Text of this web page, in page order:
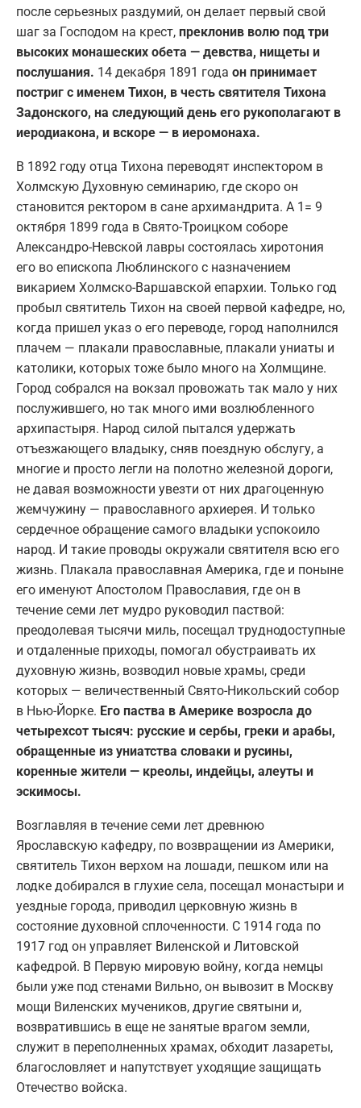
после серьезных раздумий, он делает первый свой
шаг за Господом на крест, преклонив волю под три
высоких монашеских обета — девства, нищеты и
послушания. 14 декабря 1891 года он принимает
постриг с именем Тихон, в честь святителя Тихона
Задонского, на следующий день его рукополагают в
иеродиакона, и вскоре — в иеромонаха.
В 1892 году отца Тихона переводят инспектором в
Холмскую Духовную семинарию, где скоро он
становится ректором в сане архимандрита. А 1= 9
октября 1899 года в Свято-Троицком соборе
Александро-Невской лавры состоялась хиротония
его во епископа Люблинского с назначением
викарием Холмско-Варшавской епархии. Только год
пробыл святитель Тихон на своей первой кафедре, но,
когда пришел указ о его переводе, город наполнился
плачем — плакали православные, плакали униаты и
католики, которых тоже было много на Холмщине.
Город собрался на вокзал провожать так мало у них
послужившего, но так много ими возлюбленного
архипастыря. Народ силой пытался удержать
отъезжающего владыку, сняв поездную обслугу, а
многие и просто легли на полотно железной дороги,
не давая возможности увезти от них драгоценную
жемчужину — православного архиерея. И только
сердечное обращение самого владыки успокоило
народ. И такие проводы окружали святителя всю его
жизнь. Плакала православная Америка, где и поныне
его именуют Апостолом Православия, где он в
течение семи лет мудро руководил паствой:
преодолевая тысячи миль, посещал труднодоступные
и отдаленные приходы, помогал обустраивать их
духовную жизнь, возводил новые храмы, среди
которых — величественный Свято-Никольский собор
в Нью-Йорке. Его паства в Америке возросла до
четырехсот тысяч: русские и сербы, греки и арабы,
обращенные из униатства словаки и русины,
коренные жители — креолы, индейцы, алеуты и
эскимосы.
Возглавляя в течение семи лет древнюю
Ярославскую кафедру, по возвращении из Америки,
святитель Тихон верхом на лошади, пешком или на
лодке добирался в глухие села, посещал монастыри и
уездные города, приводил церковную жизнь в
состояние духовной сплоченности. С 1914 года по
1917 год он управляет Виленской и Литовской
кафедрой. В Первую мировую войну, когда немцы
были уже под стенами Вильно, он вывозит в Москву
мощи Виленских мучеников, другие святыни и,
возвратившись в еще не занятые врагом земли,
служит в переполненных храмах, обходит лазареты,
благословляет и напутствует уходящие защищать
Отечество войска.